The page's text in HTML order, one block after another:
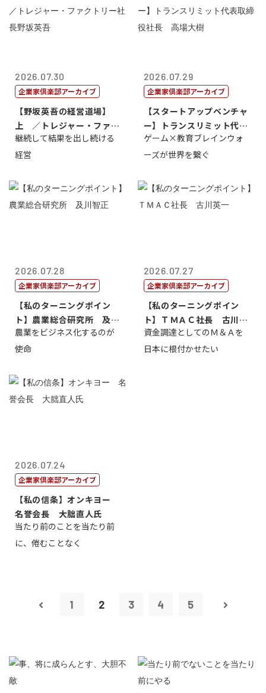
2026.07.30
企業家倶楽部アーカイブ
【野坂英吾の経営道場】
上 ／トレジャー・ファク
トリー社長野坂...
継続して結果を出し続ける
経営
2026.07.29
企業家倶楽部アーカイブ
【スタートアップベンチャ
ー】トランスリミット代表
取締役社長 ...
ゲーム×教育ブレインウォ
ーズが世界を繋ぐ
2026.07.28
企業家倶楽部アーカイブ
【私のターニングポイン
ト】農業総合研究所 及川
智正
農業をビジネス化するのが
使命
2026.07.27
企業家倶楽部アーカイブ
【私のターニングポイン
ト】ＴＭＡＣ社長 古川英
一
資金調達としてのＭ＆Ａを
日本に根付かせたい
2026.07.24
企業家倶楽部アーカイブ
【私の信条】オンキヨー
名誉会長 大朏直人氏
当たり前のことを当たり前
に、倦むことなく
1 2 3 4 5